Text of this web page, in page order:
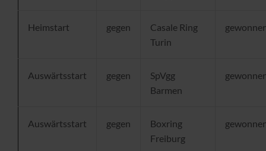
Heimstart gegen
Casale Ring
Turin
Auswärtsstart gegen
SpVgg
Barmen
Auswärtsstart gegen
Boxring
Freiburg